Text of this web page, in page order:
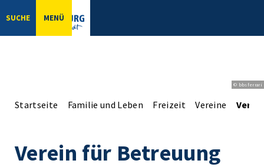
SUCHE MENÜ
© bbsferrari
Startseite Familie und Leben Freizeit Vereine
Verein für Betreuung